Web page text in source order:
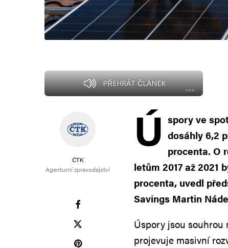
PŘEHRÁT ČLÁNEK
ČTK
Agenturní zpravodajství
Ú spory ve
dosáhly 6,2
procenta. O
letům 2017 až 2021
procenta, uvedl
Savings Martin
Úspory jsou souhrou
projevuje masivní